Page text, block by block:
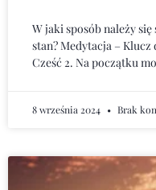
W jaki sposób należy
stan? Medytacja –
Cześć 2. Na początku
8 września 2024 Brak